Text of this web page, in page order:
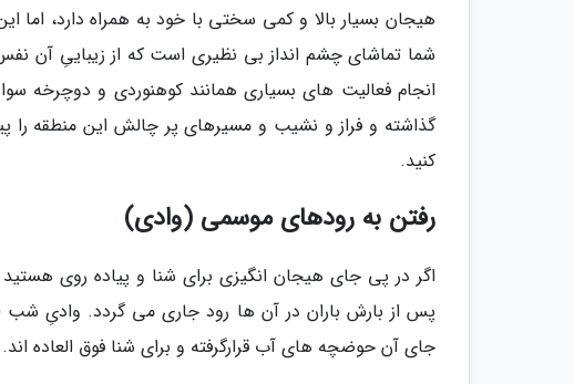
هیجان بسیار بالا و کمی سختی با خود به همراه دارد، اما
شما تماشای چشم انداز بی نظیری است که از زیباییِ آن
انجام فعالیت های بسیاری همانند کوهنوردی و دوچرخه
گذاشته و فراز و نشیب و مسیرهای پر چالش این منطقه را
کنید.
رفتن به رودهای موسمی (وادی)
اگر در پی جای هیجان انگیزی برای شنا و پیاده روی
جای آن حوضچه های آب قرارگرفته و برای شنا فوق العاده